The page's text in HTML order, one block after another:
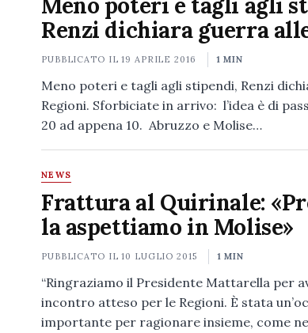
Renzi dichiara guerra
PUBBLICATO IL19 APRILE 2016 1 MIN
Meno poteri e tagli agli stipendi, Renzi
Regioni. Sforbiciate in arrivo: l’idea è di
20 ad appena 10. Abruzzo e Molise…
NEWS
Frattura al Quirinale:
la aspettiamo in Molise»
PUBBLICATO IL10 LUGLIO 2015 1 MIN
“Ringraziamo il Presidente Mattarella per
incontro atteso per le Regioni. È stata
importante per ragionare insieme, come